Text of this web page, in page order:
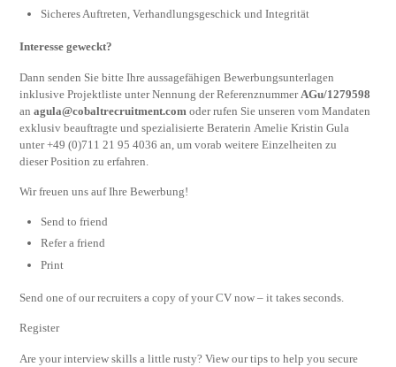
Sicheres Auftreten, Verhandlungsgeschick und Integrität
Interesse geweckt?
Dann senden Sie bitte Ihre aussagefähigen Bewerbungsunterlagen
inklusive Projektliste unter Nennung der Referenznummer AGu/1279598
anagula@cobaltrecruitment.com oder rufen Sie unseren vom Mandaten
exklusiv beauftragte und spezialisierte Beraterin Amelie Kristin Gula
unter +49 (0)711 21 95 4036 an, um vorab weitere Einzelheiten zu
dieser Position zu erfahren.
Wir freuen uns auf Ihre Bewerbung!
Send to friend
Refer a friend
Print
Send one of our recruiters a copy of your CV now – it takes seconds.
Register
Are your interview skills a little rusty? View our tips to help you secure